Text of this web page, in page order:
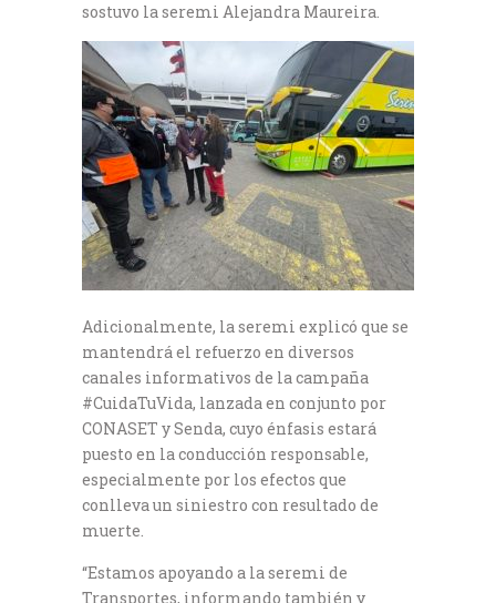
sostuvo la seremi Alejandra Maureira.
Adicionalmente, la seremi explicó que se
mantendrá el refuerzo en diversos
canales informativos de la campaña
#CuidaTuVida, lanzada en conjunto por
CONASET y Senda, cuyo énfasis estará
puesto en la conducción responsable,
especialmente por los efectos que
conlleva un siniestro con resultado de
muerte.
“Estamos apoyando a la seremi de
Transportes, informando también y